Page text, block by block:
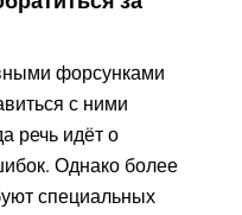
форсунками
с ними
речь идёт о
Однако более
специальных